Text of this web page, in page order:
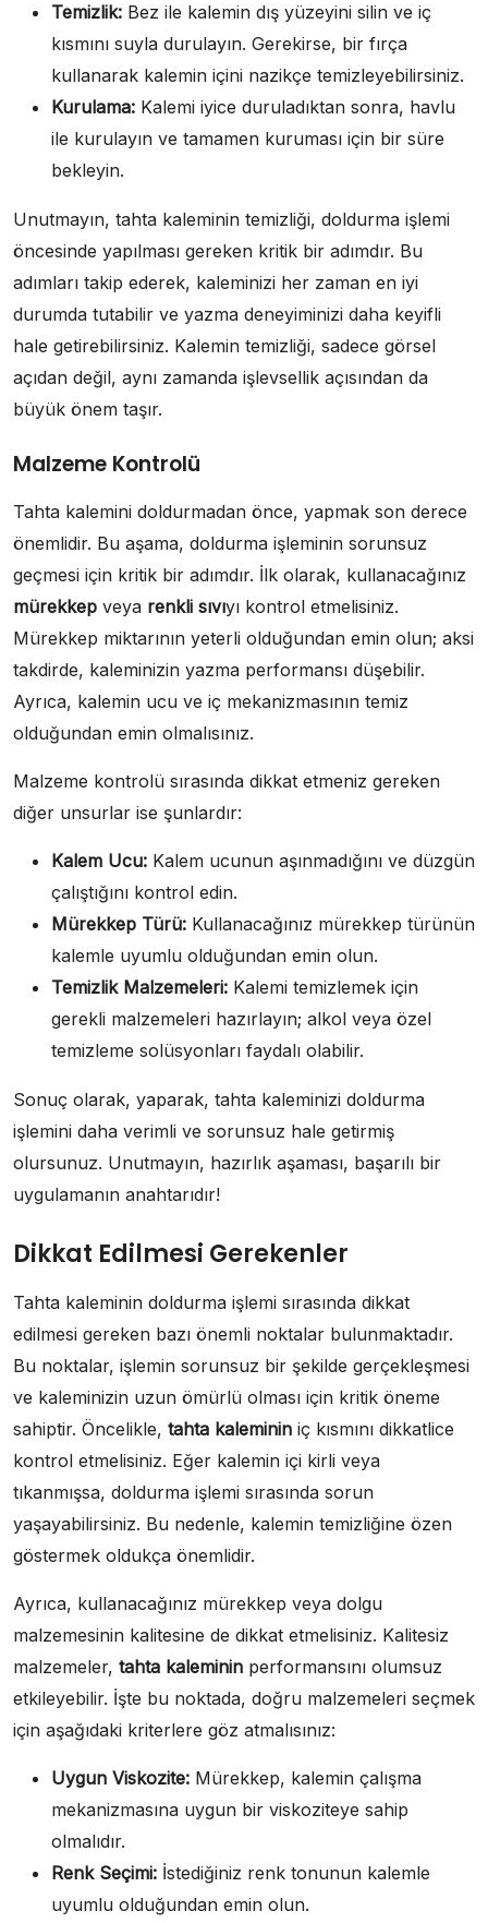
Temizlik: Bez ile kalemin dış yüzeyini silin ve iç
kısmını suyla durulayın. Gerekirse, bir fırça
kullanarak kalemin içini nazikçe temizleyebilirsiniz.
Kurulama: Kalemi iyice duruladıktan sonra, havlu
ile kurulayın ve tamamen kuruması için bir süre
bekleyin.
Unutmayın, tahta kaleminin temizliği, doldurma işlemi
öncesinde yapılması gereken kritik bir adımdır. Bu
adımları takip ederek, kaleminizi her zaman en iyi
durumda tutabilir ve yazma deneyiminizi daha keyifli
hale getirebilirsiniz. Kalemin temizliği, sadece görsel
açıdan değil, aynı zamanda işlevsellik açısından da
büyük önem taşır.
Malzeme Kontrolü
Tahta kalemini doldurmadan önce, yapmak son derece
önemlidir. Bu aşama, doldurma işleminin sorunsuz
geçmesi için kritik bir adımdır. İlk olarak, kullanacağınız
mürekkep veya renkli sıvıyı kontrol etmelisiniz.
Mürekkep miktarının yeterli olduğundan emin olun; aksi
takdirde, kaleminizin yazma performansı düşebilir.
Ayrıca, kalemin ucu ve iç mekanizmasının temiz
olduğundan emin olmalısınız.
Malzeme kontrolü sırasında dikkat etmeniz gereken
diğer unsurlar ise şunlardır:
Kalem Ucu: Kalem ucunun aşınmadığını ve düzgün
çalıştığını kontrol edin.
Mürekkep Türü: Kullanacağınız mürekkep türünün
kalemle uyumlu olduğundan emin olun.
Temizlik Malzemeleri: Kalemi temizlemek için
gerekli malzemeleri hazırlayın; alkol veya özel
temizleme solüsyonları faydalı olabilir.
Sonuç olarak, yaparak, tahta kaleminizi doldurma
işlemini daha verimli ve sorunsuz hale getirmiş
olursunuz. Unutmayın, hazırlık aşaması, başarılı bir
uygulamanın anahtarıdır!
Dikkat Edilmesi Gerekenler
Tahta kaleminin doldurma işlemi sırasında dikkat
edilmesi gereken bazı önemli noktalar bulunmaktadır.
Bu noktalar, işlemin sorunsuz bir şekilde gerçekleşmesi
ve kaleminizin uzun ömürlü olması için kritik öneme
sahiptir. Öncelikle, tahta kaleminin iç kısmını dikkatlice
kontrol etmelisiniz. Eğer kalemin içi kirli veya
tıkanmışsa, doldurma işlemi sırasında sorun
yaşayabilirsiniz. Bu nedenle, kalemin temizliğine özen
göstermek oldukça önemlidir.
Ayrıca, kullanacağınız mürekkep veya dolgu
malzemesinin kalitesine de dikkat etmelisiniz. Kalitesiz
malzemeler, tahta kaleminin performansını olumsuz
etkileyebilir. İşte bu noktada, doğru malzemeleri seçmek
için aşağıdaki kriterlere göz atmalısınız:
Uygun Viskozite: Mürekkep, kalemin çalışma
mekanizmasına uygun bir viskoziteye sahip
olmalıdır.
Renk Seçimi: İstediğiniz renk tonunun kalemle
uyumlu olduğundan emin olun.